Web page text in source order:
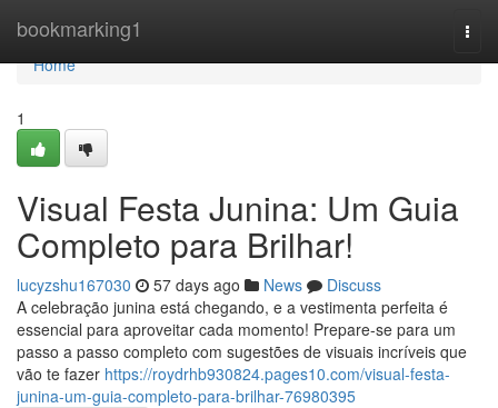
bookmarking1
Home
Home
1
Visual Festa Junina: Um Guia
Completo para Brilhar!
lucyzshu167030 57 days ago News
Discuss
A celebração junina está chegando, e a vestimenta perfeita é
essencial para aproveitar cada momento! Prepare-se para um
passo a passo completo com sugestões de visuais incríveis que
vão te fazer https://roydrhb930824.pages10.com/visual-festa-
junina-um-guia-completo-para-brilhar-76980395